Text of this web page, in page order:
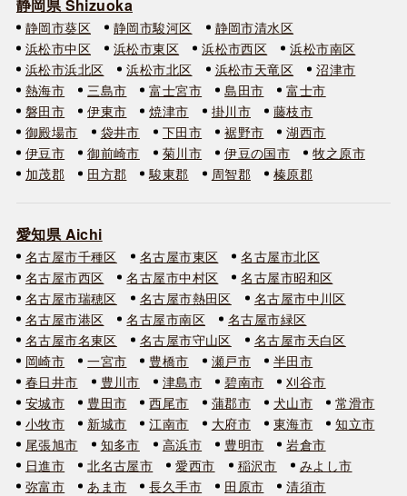
静岡県 Shizuoka
静岡市葵区 静岡市駿河区
静岡市清水区
浜松市中区
浜松市東区 浜松市西区
浜松市南区
浜松市浜北区
浜松市北区 浜松市天竜区
沼津市
熱海市
三島市 富士宮市 島田市
富士市
磐田市
伊東市 焼津市 掛川市
藤枝市
御殿場市
袋井市 下田市 裾野市
湖西市
伊豆市
御前崎市 菊川市 伊豆の国市
牧之原市
加茂郡
田方郡 駿東郡 周智郡 榛原郡
愛知県 Aichi
名古屋市千種区 名古屋市東区
名古屋市北区
名古屋市西区
名古屋市中村区
名古屋市昭和区
名古屋市瑞穂区
名古屋市熱田区
名古屋市中川区
名古屋市港区
名古屋市南区
名古屋市緑区
名古屋市名東区
名古屋市守山区
名古屋市天白区
岡崎市
一宮市 豊橋市 瀬戸市
半田市
春日井市
豊川市 津島市 碧南市
刈谷市
安城市
豊田市 西尾市 蒲郡市 犬山市
常滑市
小牧市
新城市 江南市 大府市 東海市
知立市
尾張旭市
知多市 高浜市 豊明市
岩倉市
日進市
北名古屋市 愛西市 稲沢市
みよし市
弥富市
あま市 長久手市 田原市
清須市